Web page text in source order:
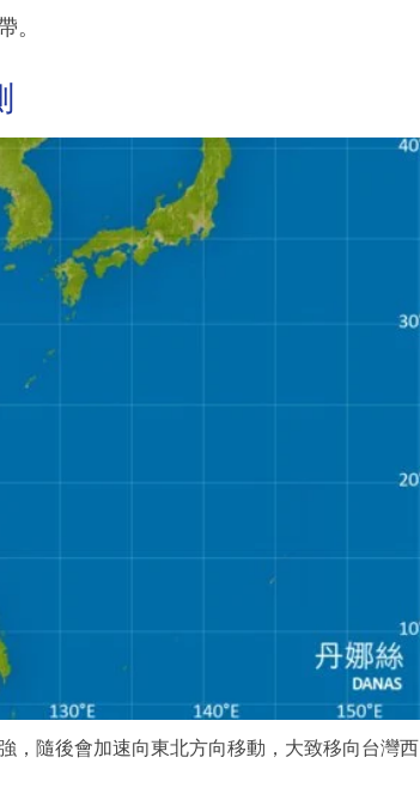
。
，隨後會加速向東北方向移動，大致移向台灣西